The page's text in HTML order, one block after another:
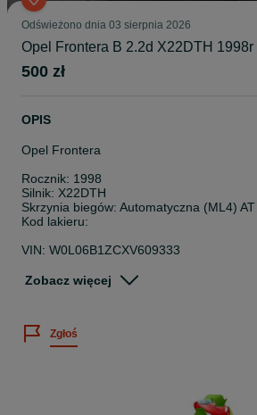
Odświeżono dnia 03 sierpnia 2026
Opel Frontera B 2.2d X22DTH 1998r
500 zł
OPIS
Opel Frontera
Rocznik: 1998
Silnik: X22DTH
Skrzynia biegów: Automatyczna (ML4)
Kod lakieru:
VIN: W0L06B1ZCXV609333
Motoplaneta Recykling Car
Potrzebujesz jakiś innych części do tego
Pracujemy od 8-16 pn-pt
Zobacz więcej
Zgłoś